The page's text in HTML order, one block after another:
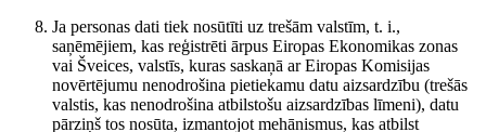
Ja personas dati tiek nosūtīti uz trešām valstīm, t. i.,
saņēmējiem, kas reģistrēti ārpus Eiropas Ekonomikas zonas
vai Šveices, valstīs, kuras saskaņā ar Eiropas Komisijas
novērtējumu nenodrošina pietiekamu datu aizsardzību (trešās
valstis, kas nenodrošina atbilstošu aizsardzības līmeni), datu
pārziņš tos nosūta, izmantojot mehānismus, kas atbilst